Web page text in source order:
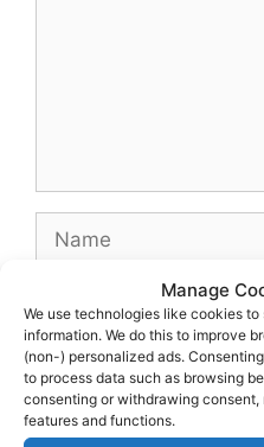
Manage
We use technologies like cookies
information. We do this to improve
(non-) personalized ads.
to process data such as browsing
consenting or withdrawing
features and functions.
Name
Website